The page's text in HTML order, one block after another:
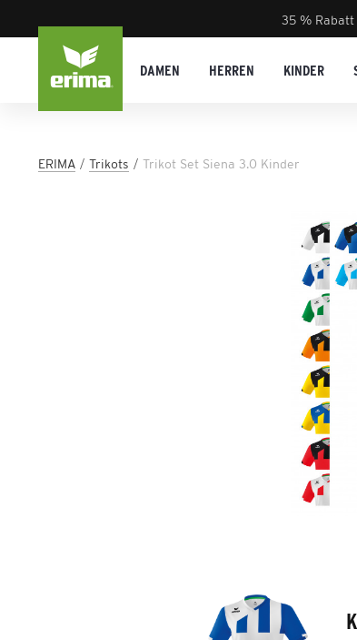
35 %
DAMEN HERREN KINDER
ERIMA Trikots Trikot Set Siena 3.0 Kinder